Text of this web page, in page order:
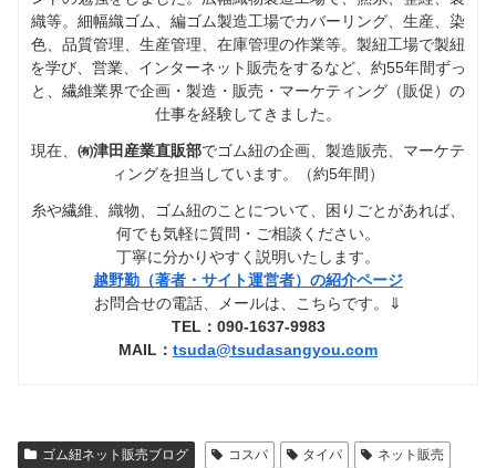
織等。細幅織ゴム、編ゴム製造工場でカバーリング、生産、染
色、品質管理、生産管理、在庫管理の作業等。製紐工場で製紐
を学び、営業、インターネット販売をするなど、約55年間ずっ
と、繊維業界で企画・製造・販売・マーケティング（販促）の
仕事を経験してきました。
現在、 ㈲津田産業直販部でゴム紐の企画、製造販売、マーケテ
ィングを担当しています。（約5年間）
糸や繊維、織物、ゴム紐のことについて、困りごとがあれば、
何でも気軽に質問・ご相談ください。
丁寧に分かりやすく説明いたします。
越野勤（著者・サイト運営者）の紹介ページ
お問合せの電話、メールは、こちらです。⇓
TEL：090-1637-9983
MAIL： tsuda@tsudasangyou.com
ゴム紐ネット販売ブログ コスパ タイパ ネット販売